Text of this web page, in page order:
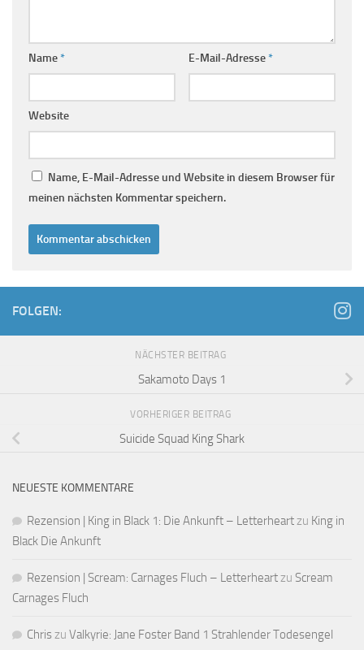
Name* E-Mail-Adresse*
Website
Name, E-Mail-Adresse und Website in diesem Browser für
meinen nächsten Kommentar speichern.
FOLGEN:
NÄCHSTER BEITRAG
Sakamoto Days 1
VORHERIGER BEITRAG
Suicide Squad King Shark
NEUESTE KOMMENTARE
Rezension | King in Black 1: Die Ankunft – Letterheartzu King in
Black Die Ankunft
Rezension | Scream: Carnages Fluch – Letterheartzu Scream
Carnages Fluch
Chriszu Valkyrie: Jane Foster Band 1 Strahlender Todesengel